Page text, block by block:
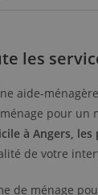
les
aide-
pour
à Angers, les
de votre
de ménage